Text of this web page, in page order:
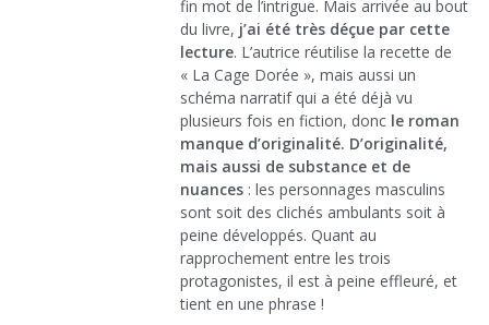
fin mot de l’intrigue. Mais arrivée au bout
du livre, j’ai été très déçue par cette
lecture. L’autrice réutilise la recette de
« La Cage Dorée », mais aussi un
schéma narratif qui a été déjà vu
plusieurs fois en fiction, donc le roman
manque d’originalité. D’originalité,
mais aussi de substance et de
nuances : les personnages masculins
sont soit des clichés ambulants soit à
peine développés. Quant au
rapprochement entre les trois
protagonistes, il est à peine effleuré, et
tient en une phrase !